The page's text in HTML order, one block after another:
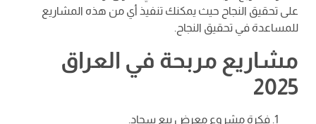
على تحقيق النجاح حيث يمكنك تنفيذ أي من هذه المشاريع
للمساعدة في تحقيق النجاح.
مشاريع مربحة في العراق
2025
فكرة مشروع معرض بيع سجاد.